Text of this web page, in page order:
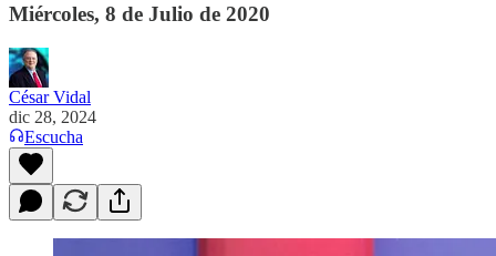
Miércoles, 8 de Julio de 2020
César Vidal
dic 28, 2024
Escucha